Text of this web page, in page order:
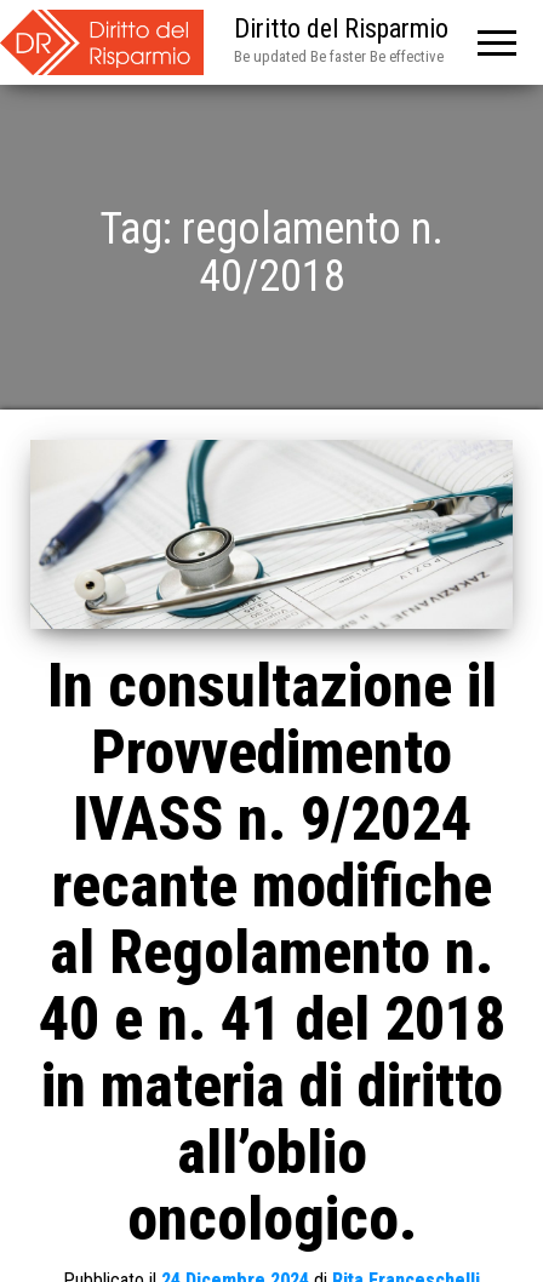
Diritto del Risparmio
Be updated Be faster Be effective
Tag: regolamento n.
40/2018
In consultazione il
Provvedimento
IVASS n. 9/2024
recante modifiche
al Regolamento n.
40 e n. 41 del 2018
in materia di diritto
all’oblio
oncologico.